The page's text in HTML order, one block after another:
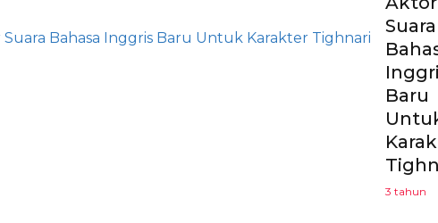
Suara
Baru
3 tahun